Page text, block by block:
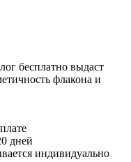
бесплатно выдаст
флакона и
дней
индивидуально